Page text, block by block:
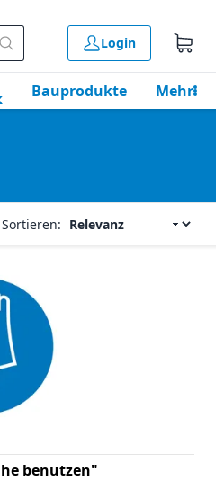
Login
Bauprodukte Mehr
Sortieren:
benutzen"